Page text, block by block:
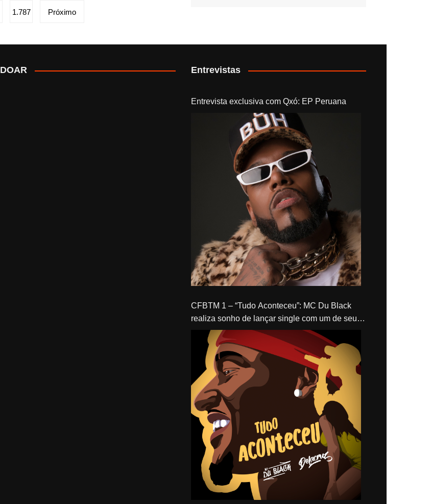
1.787 Próximo
DOAR Entrevistas
Entrevista exclusiva com Qxó: EP Peruana
CFBTM 1 – “Tudo Aconteceu”: MC Du Black
realiza sonho de lançar single com um de seus
ídolos, Delacruz